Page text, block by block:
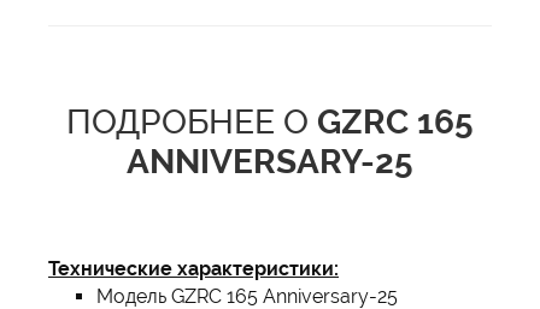
ПОДРОБНЕЕ О GZRC 165
ANNIVERSARY-25
Технические характеристики:
Модель GZRC 165 Anniversary-25